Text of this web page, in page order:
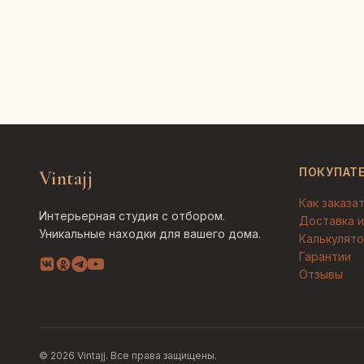
Vintajj
Интерьерная студия с отбором.
Уникальные находки для вашего дома.
Как
Доставка
Гарантии
Отзывы
© 2026 Vintajj. Все права защищены.